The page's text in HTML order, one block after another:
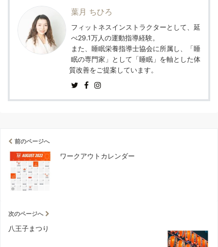
葉月 ちひろ
フィットネスインストラクターとして、延
べ29.1万人の運動指導経験。
また、睡眠栄養指導士協会に所属し、「睡
眠の専門家」として「睡眠」を軸とした体
質改善をご提案しています。
前のページへ
ワークアウトカレンダー
次のページへ
八王子まつり